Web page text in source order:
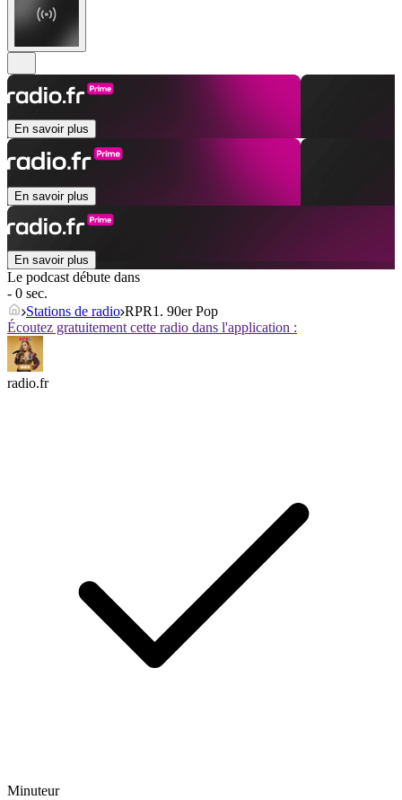
En savoir plus
En savoir plus
En savoir plus
Le podcast débute dans
- 0 sec.
Stations de radio RPR1. 90er Pop
Écoutez gratuitement cette radio dans l'application :
radio.fr
Minuteur